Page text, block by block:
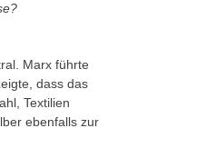
Marx führte
dass das
Textilien
ebenfalls zur